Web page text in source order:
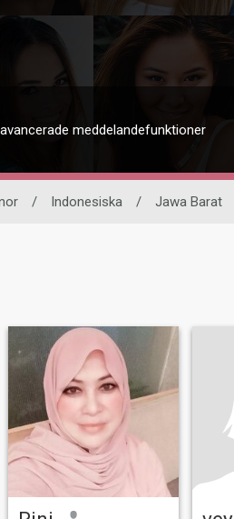
meddelandefunktioner
/ Indonesiska / Jawa Barat